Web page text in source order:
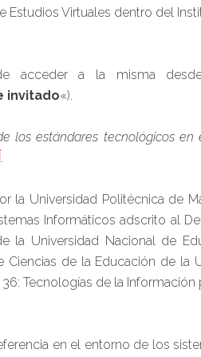
Estudios Virtuales dentro del
acceder a la misma
invitado«).
los estándares tecnológicos
.
la Universidad Politécnica de
Informáticos adscrito al
la Universidad Nacional de
de la Educación de la
Tecnologías de la Información
en el entorno de los